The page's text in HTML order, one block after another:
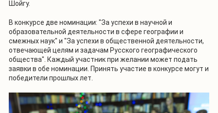
Шойгу.
В конкурсе две номинации: "За успехи в научной и
образовательной деятельности в сфере географии и
смежных наук" и "За успехи в общественной деятельности,
отвечающей целям и задачам Русского географического
общества". Каждый участник при желании может подать
заявки в обе номинации. Принять участие в конкурсе могут и
победители прошлых лет.